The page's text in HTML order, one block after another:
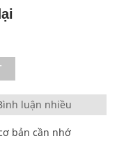
luận nhiều
bản cần nhớ